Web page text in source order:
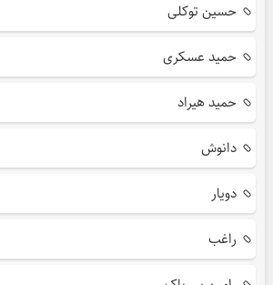
حسین توکلی
حمید عسکری
حمید هیراد
دانوش
دویار
راغب